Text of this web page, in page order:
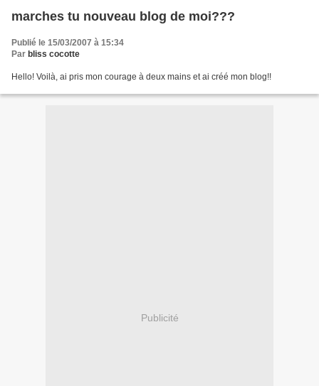
marches tu nouveau blog de moi???
Publié le 15/03/2007 à 15:34
Par bliss cocotte
Hello! Voilà, ai pris mon courage à deux mains et ai créé mon blog!!
Publicité